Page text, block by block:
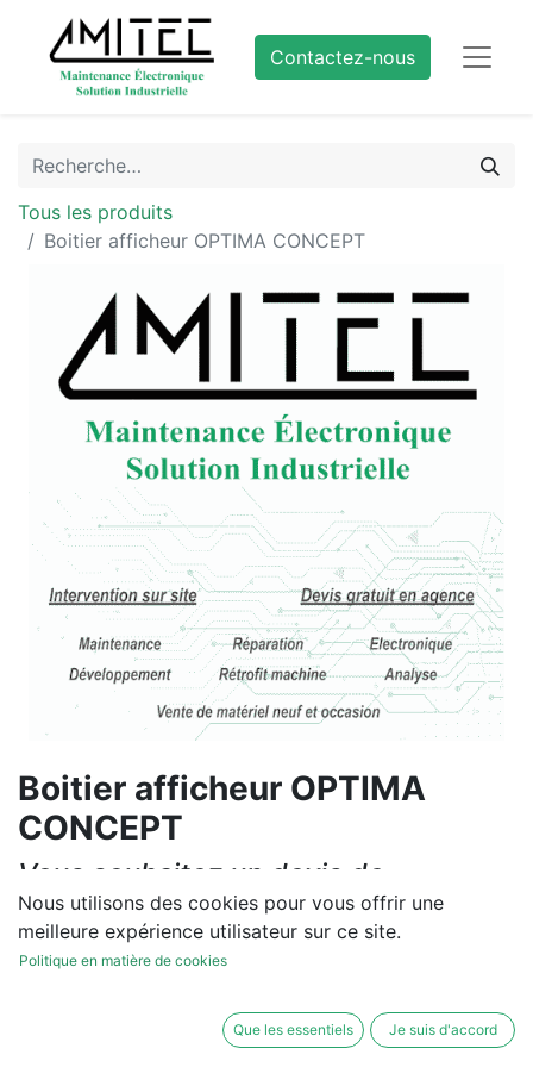
Contactez-nous
Tous les produits
Boitier afficheur OPTIMA CONCEPT
Boitier afficheur OPTIMA
CONCEPT
Vous souhaitez un devis de
réparation ou de vente, un
diagnostic sur site?
Nous utilisons des cookies pour vous offrir une
meilleure expérience utilisateur sur ce site.
Politique en matière de cookies
Que les essentiels Je suis d'accord